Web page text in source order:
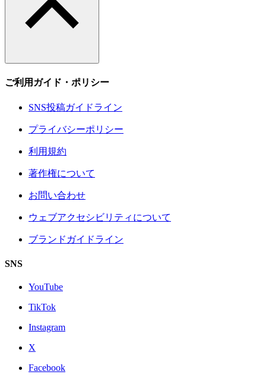
ご利用ガイド・ポリシー
SNS投稿ガイドライン
プライバシーポリシー
利用規約
著作権について
お問い合わせ
ウェブアクセシビリティについて
ブランドガイドライン
SNS
YouTube
TikTok
Instagram
X
Facebook